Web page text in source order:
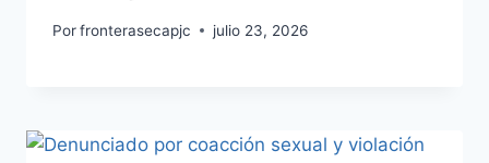
Porfronterasecapjc julio 23, 2026